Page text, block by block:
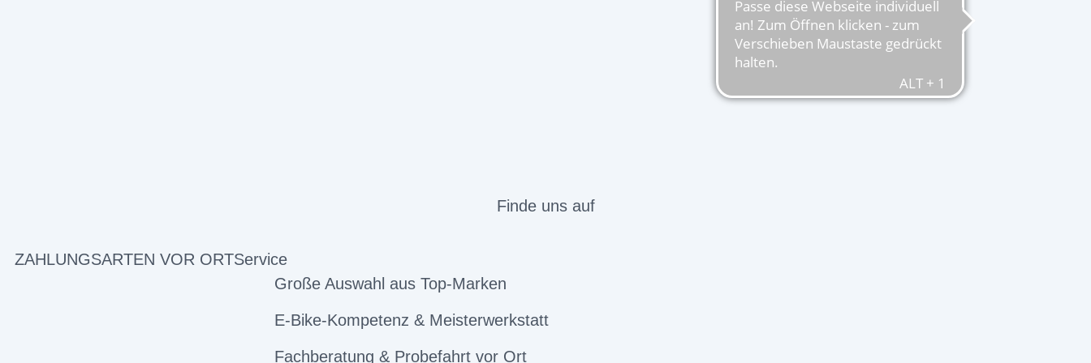
Finde uns auf
ZAHLUNGSARTEN VOR ORTService
Große Auswahl aus Top-Marken
E-Bike-Kompetenz & Meisterwerkstatt
Fachberatung & Probefahrt vor Ort